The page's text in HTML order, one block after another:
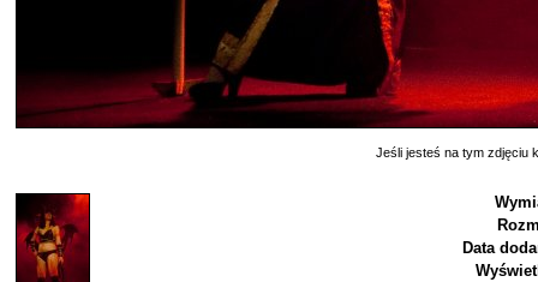
Jeśli jesteś na tym zdjęciu
Data